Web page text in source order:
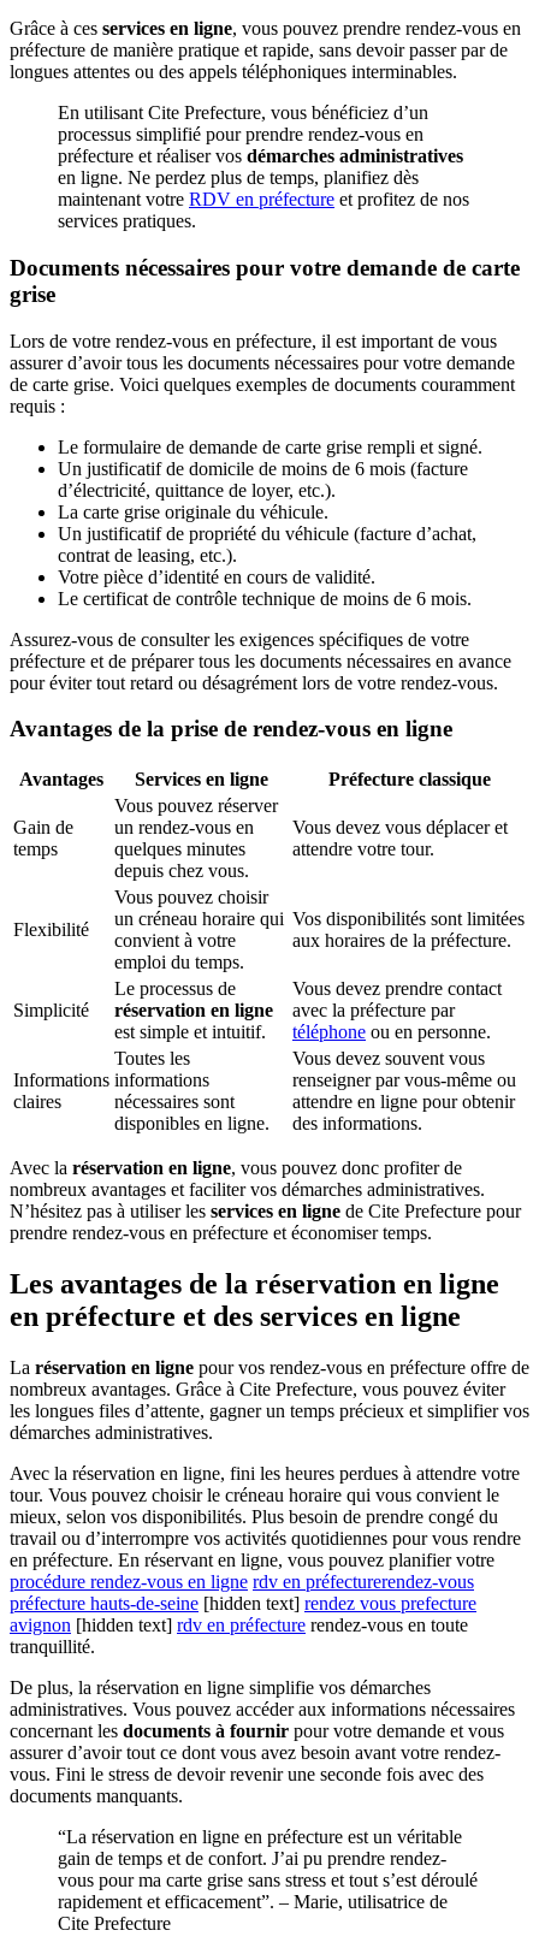
Grâce à ces services en ligne, vous pouvez prendre rendez-vous en
préfecture de manière pratique et rapide, sans devoir passer par de
longues attentes ou des appels téléphoniques interminables.
En utilisant Cite Prefecture, vous bénéficiez d’un
processus simplifié pour prendre rendez-vous en
préfecture et réaliser vos démarches administratives
en ligne. Ne perdez plus de temps, planifiez dès
maintenant votre RDV en préfecture et profitez de nos
services pratiques.
Documents nécessaires pour votre demande de carte
grise
Lors de votre rendez-vous en préfecture, il est important de vous
assurer d’avoir tous les documents nécessaires pour votre demande
de carte grise. Voici quelques exemples de documents couramment
requis :
Le formulaire de demande de carte grise rempli et signé.
Un justificatif de domicile de moins de 6 mois (facture
d’électricité, quittance de loyer, etc.).
La carte grise originale du véhicule.
Un justificatif de propriété du véhicule (facture d’achat,
contrat de leasing, etc.).
Votre pièce d’identité en cours de validité.
Le certificat de contrôle technique de moins de 6 mois.
Assurez-vous de consulter les exigences spécifiques de votre
préfecture et de préparer tous les documents nécessaires en avance
pour éviter tout retard ou désagrément lors de votre rendez-vous.
Avantages de la prise de rendez-vous en ligne
Avantages Services en ligne Préfecture classique
Gain de
temps
Vous pouvez réserver
un rendez-vous en
quelques minutes
depuis chez vous.
Vous devez vous déplacer et
attendre votre tour.
Flexibilité
Vous pouvez choisir
un créneau horaire qui
convient à votre
emploi du temps.
Vos disponibilités sont limitées
aux horaires de la préfecture.
Simplicité
Le processus de
réservation en ligne
est simple et intuitif.
Vous devez prendre contact
avec la préfecture par
téléphone ou en personne.
Informations
claires
Toutes les
informations
nécessaires sont
disponibles en ligne.
Vous devez souvent vous
renseigner par vous-même ou
attendre en ligne pour obtenir
des informations.
Avec la réservation en ligne, vous pouvez donc profiter de
nombreux avantages et faciliter vos démarches administratives.
N’hésitez pas à utiliser les services en ligne de Cite Prefecture pour
prendre rendez-vous en préfecture et économiser temps.
Les avantages de la réservation en ligne
en préfecture et des services en ligne
La réservation en ligne pour vos rendez-vous en préfecture offre de
nombreux avantages. Grâce à Cite Prefecture, vous pouvez éviter
les longues files d’attente, gagner un temps précieux et simplifier vos
démarches administratives.
Avec la réservation en ligne, fini les heures perdues à attendre votre
tour. Vous pouvez choisir le créneau horaire qui vous convient le
mieux, selon vos disponibilités. Plus besoin de prendre congé du
travail ou d’interrompre vos activités quotidiennes pour vous rendre
en préfecture. En réservant en ligne, vous pouvez planifier votre
procédure rendez-vous en ligne rdv en préfecturerendez-vous
préfecture hauts-de-seine [hidden text] rendez vous prefecture
avignon [hidden text] rdv en préfecture rendez-vous en toute
tranquillité.
De plus, la réservation en ligne simplifie vos démarches
administratives. Vous pouvez accéder aux informations nécessaires
concernant les documents à fournir pour votre demande et vous
assurer d’avoir tout ce dont vous avez besoin avant votre rendez-
vous. Fini le stress de devoir revenir une seconde fois avec des
documents manquants.
“La réservation en ligne en préfecture est un véritable
gain de temps et de confort. J’ai pu prendre rendez-
vous pour ma carte grise sans stress et tout s’est déroulé
rapidement et efficacement”. – Marie, utilisatrice de
Cite Prefecture